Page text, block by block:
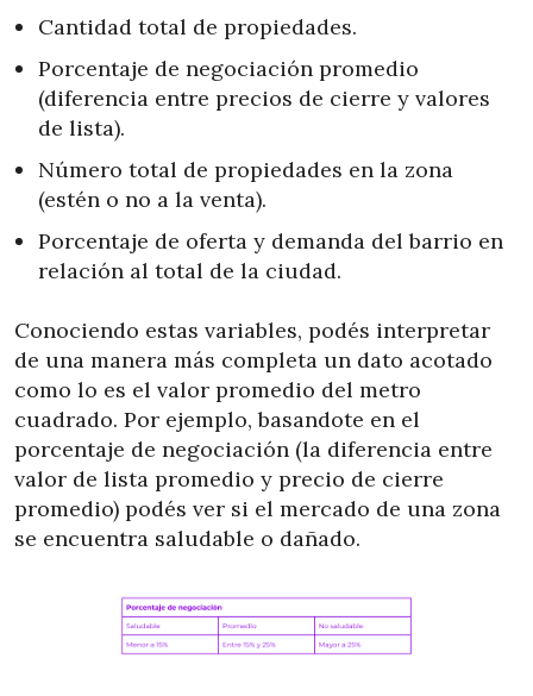
Cantidad total de propiedades.
Porcentaje de negociación promedio
(diferencia entre precios de cierre y valores
de lista).
Número total de propiedades en la zona
(estén o no a la venta).
Porcentaje de oferta y demanda del barrio en
relación al total de la ciudad.
Conociendo estas variables, podés interpretar
de una manera más completa un dato acotado
como lo es el valor promedio del metro
cuadrado. Por ejemplo, basandote en el
porcentaje de negociación (la diferencia entre
valor de lista promedio y precio de cierre
promedio) podés ver si el mercado de una zona
se encuentra saludable o dañado.